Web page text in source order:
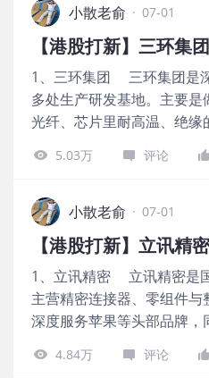
量1263.2万股，属于数码
信证券近2年保荐过的项
目，首日是上涨的，保荐
业基金、ASPEX MASTER
CAPITAL、HEL VED
Vision IX SP、Martis
等；基石共认购2.54亿美
2023~2025年的营收分别
增长89.89%，公司业绩很
小散老俞 · 07-01
【港股打新】三环集
1、三环集团 三环集团是
多处生产研发基地。主要
光纤、芯片里耐高温、绝
大核心赚钱产品：一是光
容，俗称电子大米，手机
购10131.16港元，市值
有绿鞋。 保荐人是银河
整体业绩一般。 一共有17
CPE River、Ninety One
寿、汇添富、博时国际、
Verition Fund、GMF、
49.81%，基石占比很高
88.69亿，2025年营收同
5.03万 评论
小散老俞 · 07-01
【港股打新】立讯精
1、立讯精密 立讯精密是
主营精密连接器、零组件
深度服务苹果等头部品牌
格局，汽车线束、光模块
≤63.28港元，每手股数
4.84万 评论